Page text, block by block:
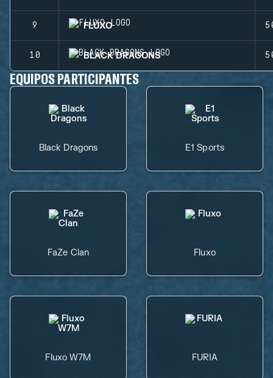
9 FLUXO
10 BLACK DRAGONS
EQUIPOS PARTICIPANTES
Black Dragons E1 Sports
FaZe Clan Fluxo
Fluxo W7M FURIA